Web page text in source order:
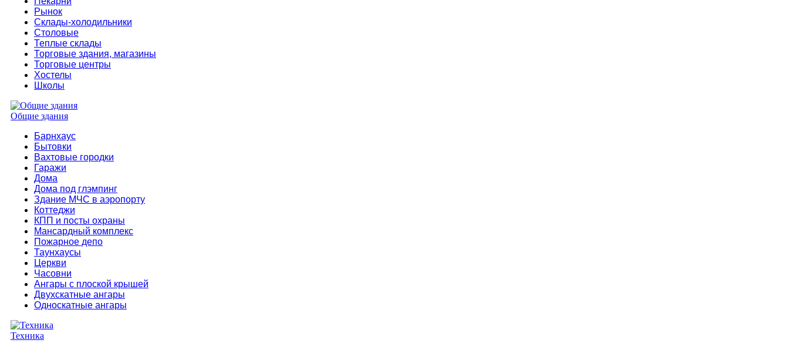
Рынок
Склады-холодильники
Столовые
Теплые склады
Торговые здания, магазины
Торговые центры
Хостелы
Школы
Общие здания
Барнхаус
Бытовки
Вахтовые городки
Гаражи
Дома
Дома под глэмпинг
Здание МЧС в аэропорту
Коттеджи
КПП и посты охраны
Мансардный комплекс
Пожарное депо
Таунхаусы
Церкви
Часовни
Ангары с плоской крышей
Двухскатные ангары
Односкатные ангары
Техника